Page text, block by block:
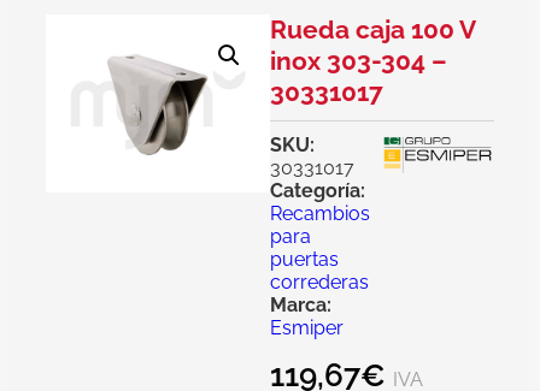
Rueda caja 100 V
inox 303-304 –
30331017
SKU:
30331017
Categoría:
Recambios
para
puertas
correderas
Marca:
Esmiper
119,67€ IVA